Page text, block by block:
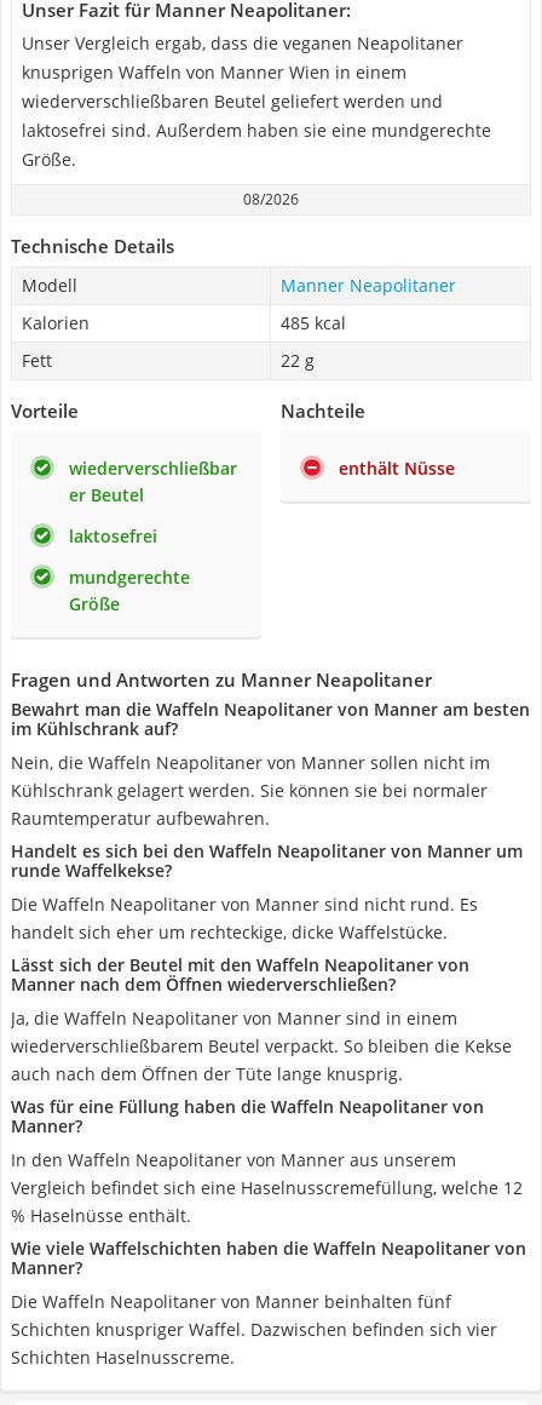
Unser Fazit für Manner Neapolitaner:
Unser Vergleich ergab, dass die veganen Neapolitaner
knusprigen Waffeln von Manner Wien in einem
wiederverschließbaren Beutel geliefert werden und
laktosefrei sind. Außerdem haben sie eine mundgerechte
Größe.
08/2026
Technische Details
Modell
Manner Neapolitaner
Kalorien
485 kcal
Fett
22 g
Vorteile
wiederverschließbar
er Beutel
laktosefrei
mundgerechte
Größe
Nachteile
enthält Nüsse
Fragen und Antworten zu Manner Neapolitaner
Bewahrt man die Waffeln Neapolitaner von Manner am besten
im Kühlschrank auf?
Nein, die Waffeln Neapolitaner von Manner sollen nicht im
Kühlschrank gelagert werden. Sie können sie bei normaler
Raumtemperatur aufbewahren.
Handelt es sich bei den Waffeln Neapolitaner von Manner um
runde Waffelkekse?
Die Waffeln Neapolitaner von Manner sind nicht rund. Es
handelt sich eher um rechteckige, dicke Waffelstücke.
Lässt sich der Beutel mit den Waffeln Neapolitaner von
Manner nach dem Öffnen wiederverschließen?
Ja, die Waffeln Neapolitaner von Manner sind in einem
wiederverschließbarem Beutel verpackt. So bleiben die Kekse
auch nach dem Öffnen der Tüte lange knusprig.
Was für eine Füllung haben die Waffeln Neapolitaner von
Manner?
In den Waffeln Neapolitaner von Manner aus unserem
Vergleich befindet sich eine Haselnusscremefüllung, welche 12
% Haselnüsse enthält.
Wie viele Waffelschichten haben die Waffeln Neapolitaner von
Manner?
Die Waffeln Neapolitaner von Manner beinhalten fünf
Schichten knuspriger Waffel. Dazwischen befinden sich vier
Schichten Haselnusscreme.